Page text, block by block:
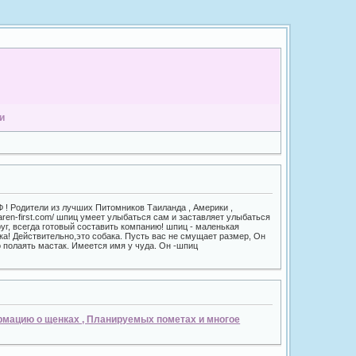
из лучших Питомников Таиланда , Америки ,
first.com/ шпиц умеет улыбаться сам и заставляет улыбаться
всегда готовый составить компанию! шпиц - маленькая
Действительно,это собака. Пусть вас не смущает размер, Он
полаять мастак. Имеется имя у чуда. Он -шпиц
о щенках , Планируемых пометах и многое